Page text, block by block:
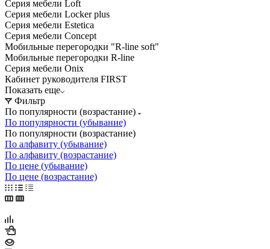
Серия мебели Loft
Серия мебели Locker plus
Серия мебели Estetica
Серия мебели Concept
Мобильные перегородки "R-line soft"
Мобильные перегородки R-line
Серия мебели Onix
Кабинет руководителя FIRST
Показать еще
Фильтр
По популярности (возрастание)
По популярности (убывание)
По популярности (возрастание)
По алфавиту (убывание)
По алфавиту (возрастание)
По цене (убывание)
По цене (возрастание)